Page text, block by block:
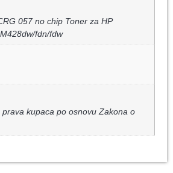
057 no chip Toner za HP
fdn/fdw
kupaca po osnovu Zakona o